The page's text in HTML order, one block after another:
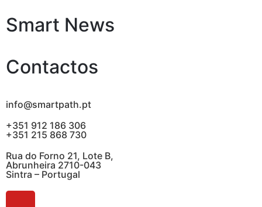
Smart News
Contactos
info@smartpath.pt
+351 912 186 306
+351 215 868 730
Rua do Forno 21, Lote B,
Abrunheira 2710-043
Sintra – Portugal